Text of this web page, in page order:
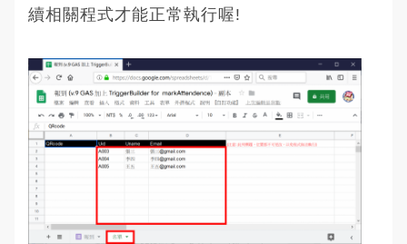
續相關程式才能正常執行喔!